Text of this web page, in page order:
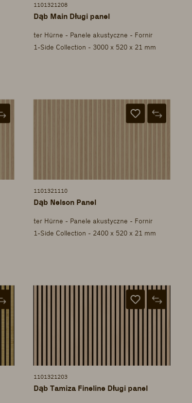
1101321208
Dąb Main Długi panel
ter Hürne - Panele akustyczne - Fornir
1-Side Collection - 3000 x 520 x 21 mm
1101321110
Dąb Nelson Panel
ter Hürne - Panele akustyczne - Fornir
1-Side Collection - 2400 x 520 x 21 mm
1101321203
Dąb Tamiza Fineline Długi panel